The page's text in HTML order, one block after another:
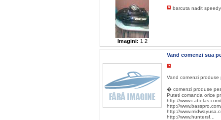
Imagini: 1 2
barcuta nadit
Vand comenzi sua
Vand comenzi produse
� comenzi produse
Puteti comanda orice
http://www.cabelas.com/
http://
http://
http://www.huntersf...